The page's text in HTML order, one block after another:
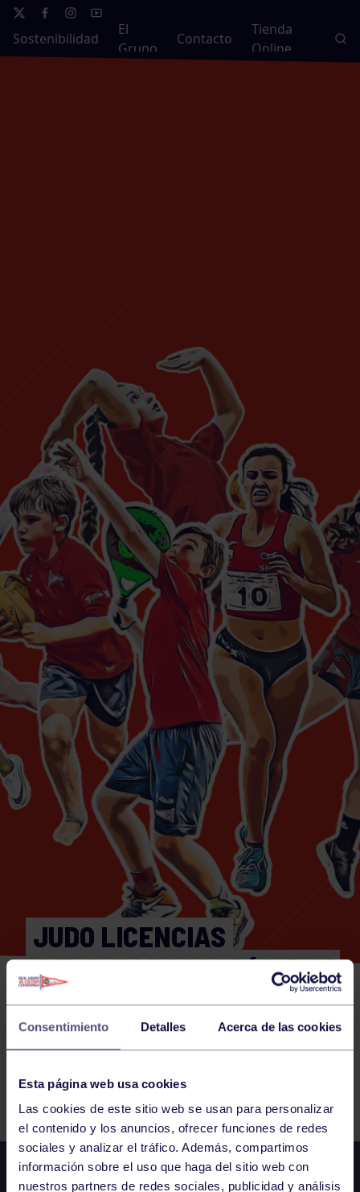
Consentimiento Detalles Acerca de las cookies
Esta página web usa cookies
Las cookies de este sitio web se usan para personalizar
el contenido y los anuncios, ofrecer funciones de redes
sociales y analizar el tráfico. Además, compartimos
información sobre el uso que haga del sitio web con
nuestros partners de redes sociales, publicidad y análisis
Sostenibilidad
El
Grupo
Contacto
Tienda
Online
JUDO LICENCIAS
AFICIONADO 2025 (2012 Y
ANTERIORES)